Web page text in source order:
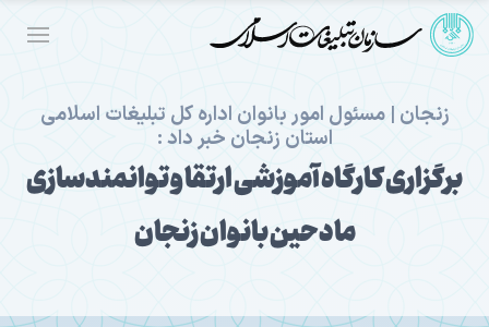
زنجان | مسئول امور بانوان اداره کل تبلیغات اسلامی
استان زنجان خبر داد :
برگزاری کارگاه آموزشی ارتقا و توانمندسازی
مادحین بانوان زنجان